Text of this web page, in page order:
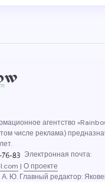
агентство
числе реклама)
Электронная почта:
| О проекте
А. Ю. Главный редактор: